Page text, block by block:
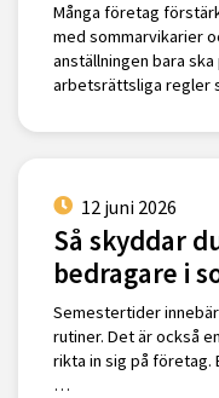
Många företag
med sommarvikarier
anställningen bara
arbetsrättsliga regler
12 juni 2026
Så skyddar
bedragare i
Semestertider
rutiner. Det är också
rikta in sig på företag.
…